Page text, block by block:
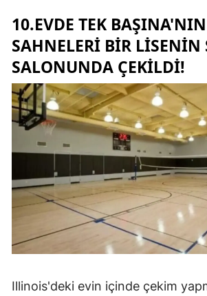
10.EVDE TEK
SAHNELERI BIR LISENIN
SALONUNDA ÇEKILDI!
Illinois'deki evin içinde çekim